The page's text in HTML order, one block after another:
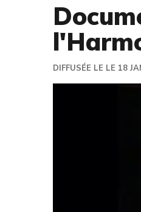
DIFFUSÉE LE LE 18